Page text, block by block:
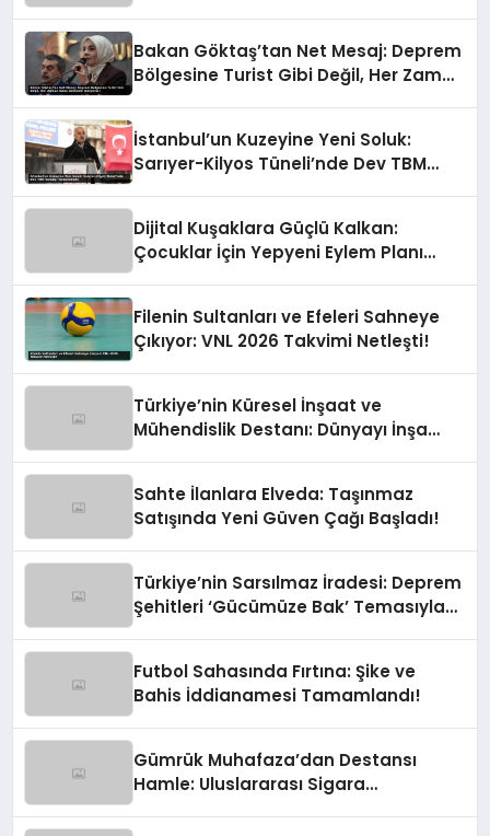
Bakan Göktaş’tan Net Mesaj: Deprem
Bölgesine Turist Gibi Değil, Her Zaman
İstanbul’un Kuzeyine Yeni Soluk:
Sarıyer-Kilyos Tüneli’nde Dev TBM
Dijital Kuşaklara Güçlü Kalkan:
Çocuklar İçin Yepyeni Eylem Planı
Filenin Sultanları ve Efeleri Sahneye
Çıkıyor: VNL 2026 Takvimi Netleşti!
Türkiye’nin Küresel İnşaat ve
Mühendislik Destanı: Dünyayı İnşa
Sahte İlanlara Elveda: Taşınmaz
Satışında Yeni Güven Çağı Başladı!
Türkiye’nin Sarsılmaz İradesi: Deprem
Şehitleri ‘Gücümüze Bak’ Temasıyla
Futbol Sahasında Fırtına: Şike ve
Bahis İddianamesi Tamamlandı!
Gümrük Muhafaza’dan Destansı
Hamle: Uluslararası Sigara